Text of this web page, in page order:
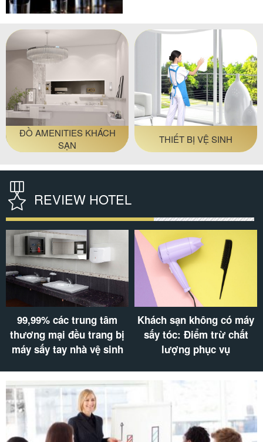
ĐỒ AMENITIES KHÁCH
SẠN
THIẾT BỊ VỆ SINH
REVIEW HOTEL
99,99% các trung tâm
thương mại đều trang bị
máy sấy tay nhà vệ sinh
Khách sạn không có máy
sấy tóc: Điểm trừ chất
lượng phục vụ